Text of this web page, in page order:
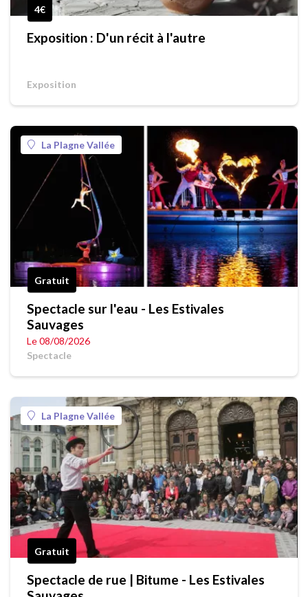
4€
Exposition : D'un récit à l'autre
Exposition
La Plagne Vallée
Gratuit
Spectacle sur l'eau - Les Estivales
Sauvages
Le 08/08/2026
Spectacle
La Plagne Vallée
Gratuit
Spectacle de rue | Bitume - Les Estivales